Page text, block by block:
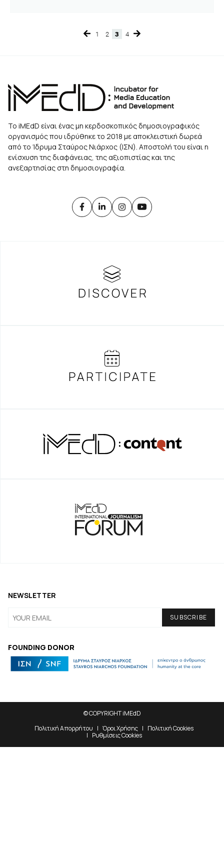
Page
1 Page
2 Page
3 Page
4
Το iMEdD είναι ένας μη κερδοσκοπικός δημοσιογραφικός
οργανισμός που ιδρύθηκε το 2018 με αποκλειστική δωρεά
από το Ίδρυμα Σταύρος Νιάρχος (ΙΣΝ). Αποστολή του είναι η
ενίσχυση της διαφάνειας, της αξιοπιστίας και της
ανεξαρτησίας στη δημοσιογραφία.
FOUNDING DONOR
NEWSLETTER
© COPYRIGHT iMEdD
Πολιτική Απορρήτου
Όροι Χρήσης
Πολιτική Cookies
Ρυθμίσεις Cookies